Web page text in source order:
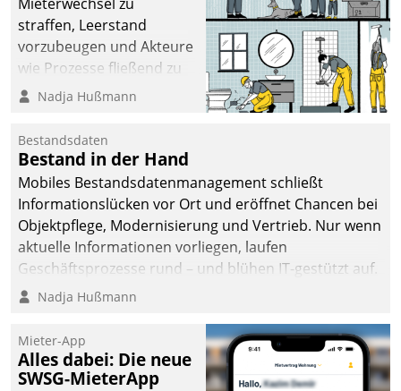
straffen, Leerstand
vorzubeugen und Akteure
wie Prozesse fließend zu
vernetzen, nutzt die
Jahresbeginn eine
Überblick, Einsicht und
Eingriff bietende Lösung.
Zur Entwicklung setzte
man auf
Cloudtechnologie,
bewährte und Startup-
agile Projektmethoden.
Nadja Hußmann
Bestandsdaten
Bestand in der Hand
Mobiles Bestandsdatenmanagement schließt
Informationslücken vor Ort und eröffnet Chancen bei
Objektpflege, Modernisierung und Vertrieb. Nur wenn
aktuelle Informationen vorliegen, laufen
Geschäftsprozesse rund – und blühen IT-gestützt auf.
Nadja Hußmann
Mieter-App
Alles dabei: Die neue
SWSG-MieterApp